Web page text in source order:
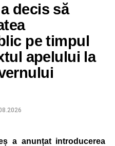
decis să
pe timpul
apelului la
a anunțat introducerea